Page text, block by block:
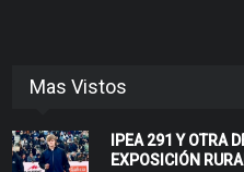
Mas Vistos
IPEA 291 Y OTRA
EXPOSICIÓN